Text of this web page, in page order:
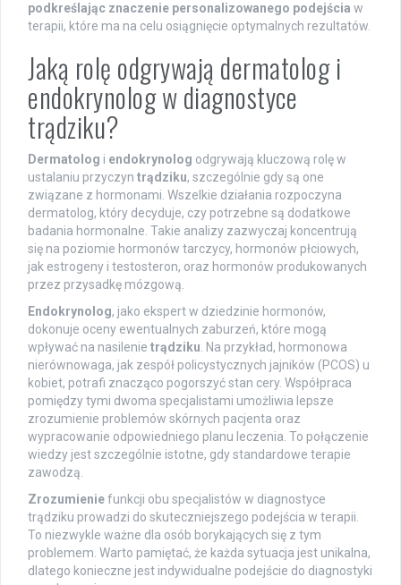
podkreślając znaczenie personalizowanego podejścia w
terapii, które ma na celu osiągnięcie optymalnych rezultatów.
Jaką rolę odgrywają dermatolog i
endokrynolog w diagnostyce
trądziku?
Dermatolog i endokrynolog odgrywają kluczową rolę w
ustalaniu przyczyn trądziku, szczególnie gdy są one
związane z hormonami. Wszelkie działania rozpoczyna
dermatolog, który decyduje, czy potrzebne są dodatkowe
badania hormonalne. Takie analizy zazwyczaj koncentrują
się na poziomie hormonów tarczycy, hormonów płciowych,
jak estrogeny i testosteron, oraz hormonów produkowanych
przez przysadkę mózgową.
Endokrynolog, jako ekspert w dziedzinie hormonów,
dokonuje oceny ewentualnych zaburzeń, które mogą
wpływać na nasilenie trądziku . Na przykład, hormonowa
nierównowaga, jak zespół policystycznych jajników (PCOS) u
kobiet, potrafi znacząco pogorszyć stan cery. Współpraca
pomiędzy tymi dwoma specjalistami umożliwia lepsze
zrozumienie problemów skórnych pacjenta oraz
wypracowanie odpowiedniego planu leczenia. To połączenie
wiedzy jest szczególnie istotne, gdy standardowe terapie
zawodzą.
Zrozumieniefunkcji obu specjalistów w diagnostyce
trądziku prowadzi do skuteczniejszego podejścia w terapii.
To niezwykle ważne dla osób borykających się z tym
problemem. Warto pamiętać, że każda sytuacja jest unikalna,
dlatego konieczne jest indywidualne podejście do diagnostyki